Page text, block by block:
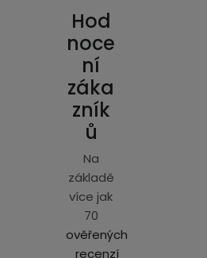
Hod
noce
ní
záka
zník
ů
Na
základě
více jak
70
ověřených
recenzí